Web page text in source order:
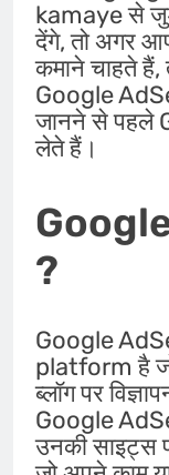
kamaye से
देंगे, तो अगर
कमाने चाहते हैं,
Google
जानने से पहले
लेते हैं।
?
Google
platform है जो
ब्लॉग पर
Google
उनकी साइट्स